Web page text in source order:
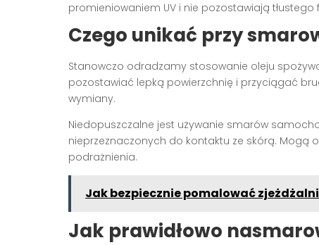
promieniowaniem UV i nie pozostawiają tłustego
Czego unikać przy
Stanowczo odradzamy stosowanie oleju
pozostawiać lepką powierzchnię i przyciągać
wymiany.
Niedopuszczalne jest używanie smarów
nieprzeznaczonych do kontaktu ze skórą. Mogą
podrażnienia.
Jak bezpiecznie pomalować
Jak prawidłowo